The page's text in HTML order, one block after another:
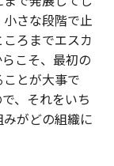
さな段階で止
ろまでエスカ
こそ、最初の
とが大事で
、それをいち
がどの組織に